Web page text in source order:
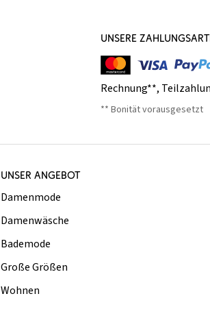
UNSERE
Rechnung**,
** Bonität vorausgesetzt
UNSER ANGEBOT
Damenmode
Damenwäsche
Bademode
Große Größen
Wohnen